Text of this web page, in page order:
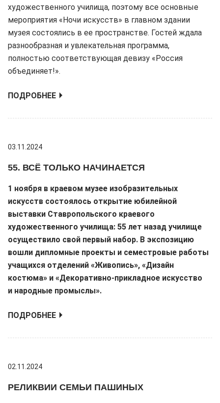
художественного училища, поэтому все основные
мероприятия «Ночи искусств» в главном здании
музея состоялись в ее пространстве. Гостей ждала
разнообразная и увлекательная программа,
полностью соответствующая девизу «Россия
объединяет!».
ПОДРОБНЕЕ
03.11.2024
55. ВСЁ ТОЛЬКО НАЧИНАЕТСЯ
1 ноября в краевом музее изобразительных
искусств состоялось открытие юбилейной
выставки Ставропольского краевого
художественного училища: 55 лет назад училище
осуществило свой первый набор. В экспозицию
вошли дипломные проекты и семестровые работы
учащихся отделений «Живопись», «Дизайн
костюма» и «Декоративно-прикладное искусство
и народные промыслы».
ПОДРОБНЕЕ
02.11.2024
РЕЛИКВИИ СЕМЬИ ПАШИНЫХ